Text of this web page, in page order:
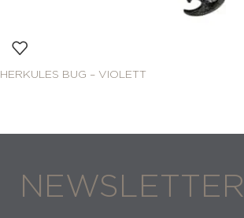
HERKULES BUG – VIOLETT
NEWSLETTER